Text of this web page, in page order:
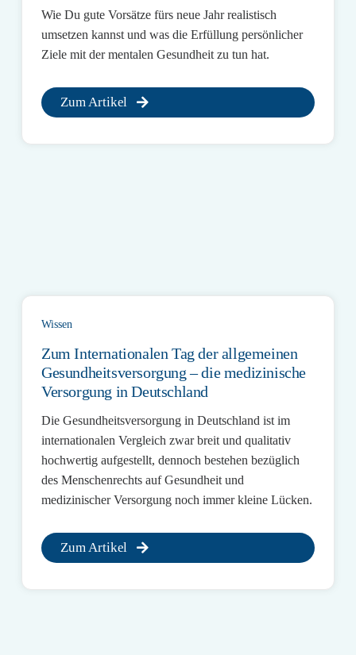
Wie Du gute Vorsätze fürs neue Jahr realistisch
umsetzen kannst und was die Erfüllung persönlicher
Ziele mit der mentalen Gesundheit zu tun hat.
Zum Artikel
Wissen
Zum Internationalen Tag der allgemeinen
Gesundheitsversorgung – die medizinische
Versorgung in Deutschland
Die Gesundheitsversorgung in Deutschland ist im
internationalen Vergleich zwar breit und qualitativ
hochwertig aufgestellt, dennoch bestehen bezüglich
des Menschenrechts auf Gesundheit und
medizinischer Versorgung noch immer kleine Lücken.
Zum Artikel